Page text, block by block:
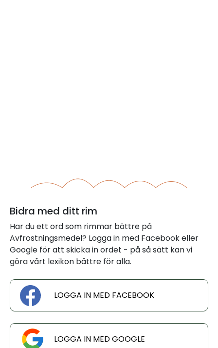
Bidra med ditt rim
Har du ett ord som rimmar bättre på
Avfrostningsmedel? Logga in med Facebook eller
Google för att skicka in ordet - på så sätt kan vi
göra vårt lexikon bättre för alla.
LOGGA IN MED FACEBOOK
LOGGA IN MED GOOGLE